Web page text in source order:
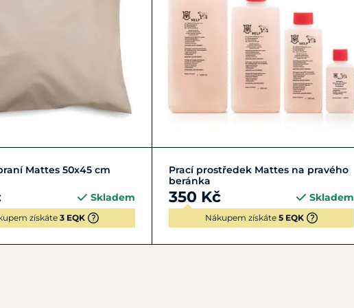
Do košíku
Mattes 50x45 cm
Skladem
získáte3 EQK
Zobrazit detail
Prací prostředek Mattes na pravého
beránka
350 Kč Skladem
Nákupem získáte 5 EQK